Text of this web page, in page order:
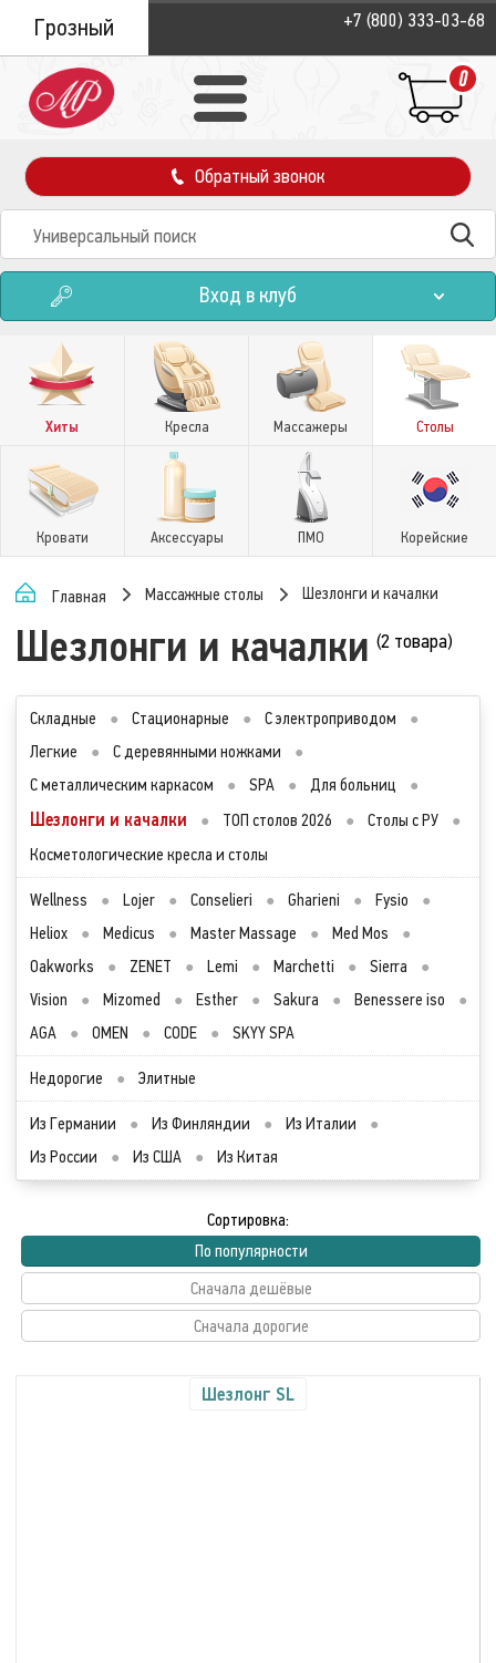
Грозный +7 (800) 333-03-68
0
Обратный звонок
Вход в клуб
Хиты Кресла Массажеры Столы
Кровати Аксессуары ПМО Корейские
Главная Массажные столы Шезлонги и качалки
Шезлонги и качалки (2 товара)
Складные ● Стационарные ● С электроприводом
●
Легкие
● С деревянными ножками
●
С металлическим каркасом
● SPA ● Для больниц ●
Шезлонги и качалки ● ТОП столов 2026 ● Столы с РУ
●
Косметологические кресла и столы
Wellness ● Lojer ● Conselieri ● Gharieni ● Fysio
●
Heliox
● Medicus ● Master Massage ● Med Mos
●
Oakworks
● ZENET ● Lemi ● Marchetti ● Sierra
●
Vision
● Mizomed ● Esther ● Sakura ● Benessere iso
●
AGA
● OMEN ● CODE ● SKYY SPA
Недорогие ● Элитные
Из Германии ● Из Финляндии ● Из Италии
●
Из России
● Из США ● Из Китая
Сортировка:
По популярности
Сначала дешёвые
Сначала дорогие
Шезлонг SL